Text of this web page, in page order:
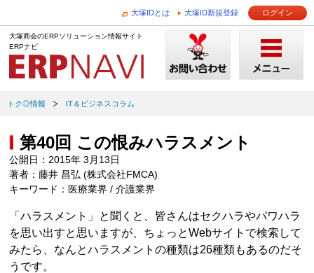
大塚IDとは 大塚ID新規登録 ログイン
大塚商会のERPソリューション情報サイト
ERPナビ
トク◎情報 IT＆ビジネスコラム
第40回 この恨みハラスメント
公開日：2015年 3月13日
著者：藤井 昌弘 (株式会社FMCA)
キーワード：医療業界 / 介護業界
「ハラスメント」と聞くと、皆さんはセクハラやパワハラ
を思い出すと思いますが、ちょっとWebサイトで検索して
みたら、なんとハラスメントの種類は26種類もあるのだそ
うです。